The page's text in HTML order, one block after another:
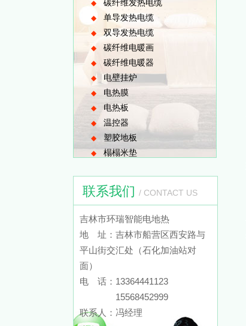
◆ 碳纤维发热电缆
◆ 单导发热电缆
◆ 双导发热电缆
◆ 碳纤维电暖画
◆ 碳纤维电暖器
◆ 电壁挂炉
◆ 电热膜
◆电热板
◆ 温控器
◆ 塑胶地板
◆ 榻榻米垫
联系我们 / CONTACT US
吉林市环瑞智能电地热
地 址：吉林市船营区西安路与
平山街交汇处（石化加油站对
面）
电 话：13364441123
15568452999
联系人：冯经理